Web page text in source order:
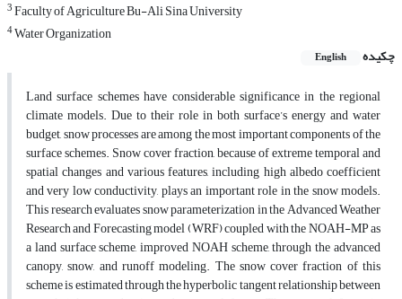
3Faculty of Agriculture Bu-Ali Sina University
4Water Organization
چکیده
English
Land surface schemes have considerable significance in the regional
climate models. Due to their role in both surface’s energy and water
budget, snow processes are among the most important components of the
surface schemes. Snow cover fraction, because of extreme temporal and
spatial changes and various features, including high albedo coefficient
and very low conductivity, plays an important role in the snow models.
This research evaluates snow parameterization in the Advanced Weather
Research and Forecasting model (WRF) coupled with the NOAH-MP as
a land surface scheme, improved NOAH scheme, through the advanced
canopy, snow, and runoff modeling. The snow cover fraction of this
scheme is estimated through the hyperbolic tangent relationship between